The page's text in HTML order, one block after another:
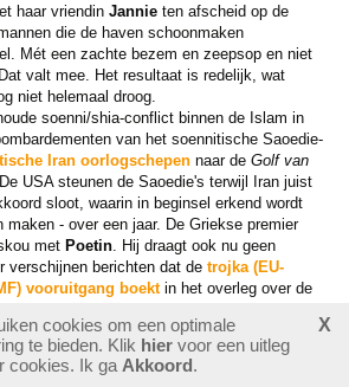
haar vriendin Jannieten afscheid op de
die de haven schoonmaken
Mét een zachte bezem en zeepsop en niet
valt mee. Het resultaat is redelijk, wat
niet helemaal droog.
soenni/shia-conflict binnen de Islam in
van het soennitische Saoedie-
Iran oorlogschepennaar de Golf van
USA steunen de Saoedie's terwijl Iran juist
sloot, waarin in beginsel erkend wordt
maken - over een jaar. De Griekse premier
met Poetin. Hij draagt ook nu geen
verschijnen berichten dat detrojka (EU-
vooruitgang boektin het overleg over de
wordt. Je gaat haast geloven dat de
tenzij Tsipras alsnog zijn hand overspeelt
ondergraaft.
cookies om een optimale
te bieden. Klik hiervoor een uitleg
cookies. Ik ga Akkoord.
X